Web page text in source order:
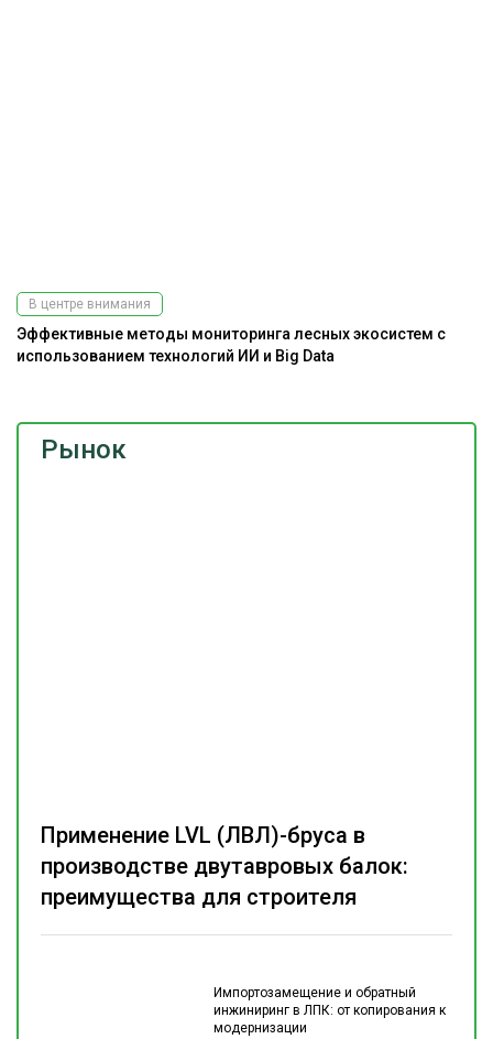
Рынок
Импортозамещение и обратный
инжиниринг в ЛПК: от копирования к
модернизации
Применение LVL (ЛВЛ)-бруса в
производстве двутавровых балок:
преимущества для строителя
В центре внимания
Эффективные методы мониторинга лесных экосистем с
использованием технологий ИИ и Big Data